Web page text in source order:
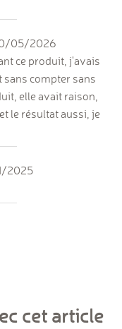
05/2026
ce produit, j'avais
sans compter sans
elle avait raison,
le résultat aussi, je
2025
cet article